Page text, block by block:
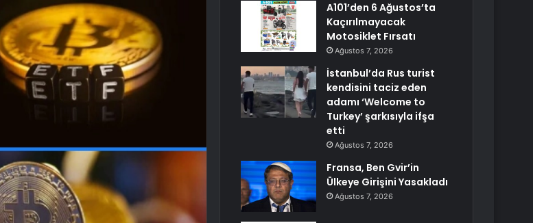
A101’den 6 Ağustos’ta
Kaçırılmayacak
Motosiklet Fırsatı
Ağustos 7, 2026
İstanbul’da Rus turist
kendisini taciz eden
adamı ‘Welcome to
Turkey’ şarkısıyla ifşa
etti
Ağustos 7, 2026
Fransa, Ben Gvir’in
Ülkeye Girişini Yasakladı
Ağustos 7, 2026